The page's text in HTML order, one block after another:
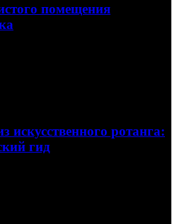
помещения
искусственного ротанга:
гид